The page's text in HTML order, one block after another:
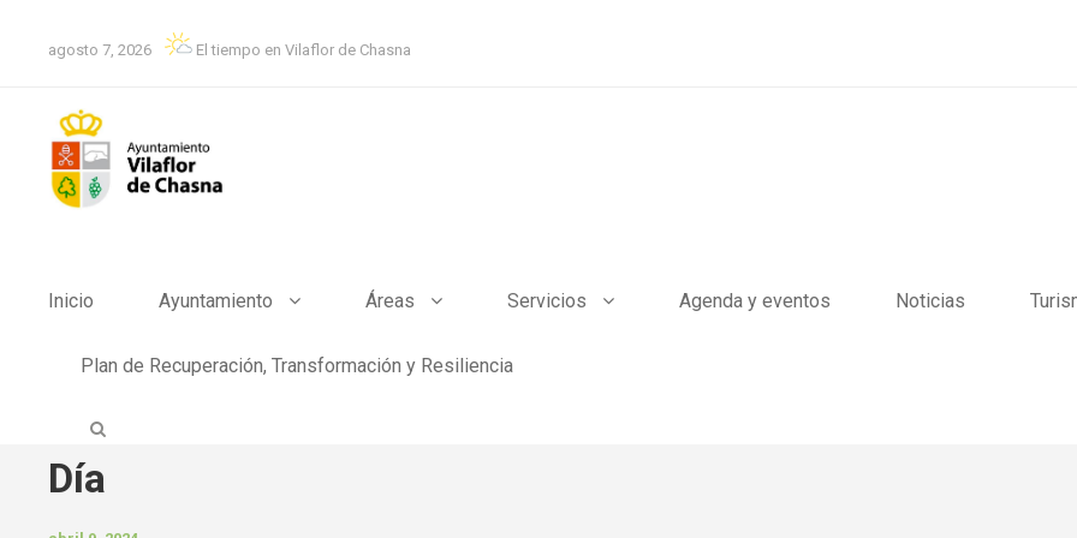
agosto 7, 2026 El tiempo en Vilaflor de Chasna
Inicio Ayuntamiento Áreas Servicios Agenda y eventos Noticias
Plan de Recuperación, Transformación y Resiliencia
Día